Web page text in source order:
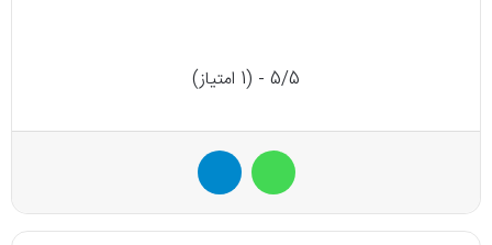
5/5 - (1 امتیاز)
واتس آپ